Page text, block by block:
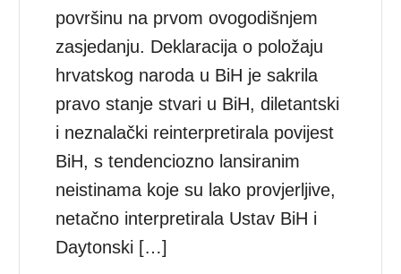
površinu na prvom ovogodišnjem
zasjedanju. Deklaracija o položaju
hrvatskog naroda u BiH je sakrila
pravo stanje stvari u BiH, diletantski
i neznalački reinterpretirala povijest
BiH, s tendenciozno lansiranim
neistinama koje su lako provjerljive,
netačno interpretirala Ustav BiH i
Daytonski […]